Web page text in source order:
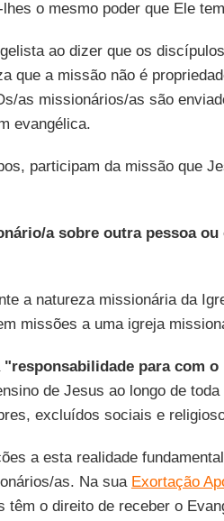
o mesmo poder que Ele
ao dizer que os
que a missão não é
as missionários/as são
evangélica.
participam da missão que
a sobre outra pessoa ou
a natureza missionária da
missões a uma igreja
"responsabilidade para com o
de Jesus ao longo de
excluídos sociais e
a esta realidade
as. Na sua Exortação
têm o direito de receber o